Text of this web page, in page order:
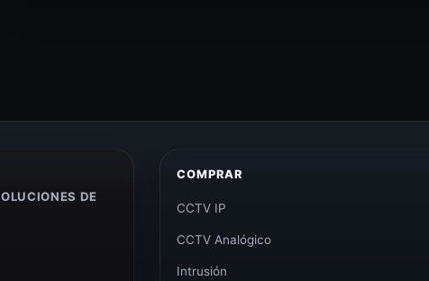
DE
COMPRAR
CCTV IP
CCTV Analógico
Intrusión